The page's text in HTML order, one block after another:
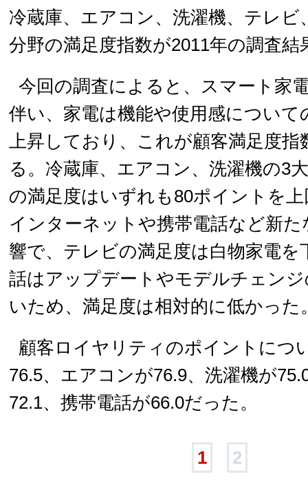
冷蔵庫、エアコン、洗濯機、テレビ
分野の満足度指数が2011年の調査結
今回の調査によると、スマート家
伴い、家電は機能や使用感について
上昇しており、これが顧客満足度
る。冷蔵庫、エアコン、洗濯機の3
の満足度はいずれも80ポイントを
インターネットや携帯電話など新
響で、テレビの満足度は白物家電を
話はアップデートやモデルチェン
いため、満足度は相対的に低かった
顧客ロイヤリティのポイントにつ
76.5、エアコンが76.9、洗濯機が
72.1、携帯電話が66.0だった。
1 2